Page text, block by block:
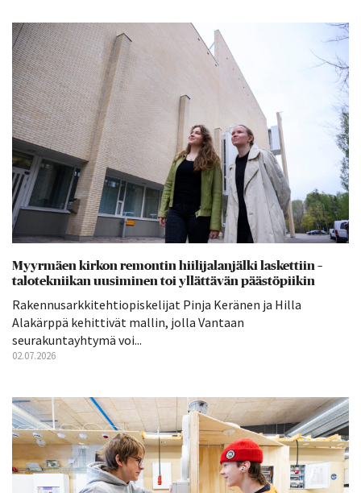
Myyrmäen kirkon remontin hiilijalanjälki laskettiin –
talotekniikan uusiminen toi yllättävän päästöpiikin
Rakennusarkkitehtiopiskelijat Pinja Keränen ja Hilla
Alakärppä kehittivät mallin, jolla Vantaan
seurakuntayhtymä voi...
02.07.2026